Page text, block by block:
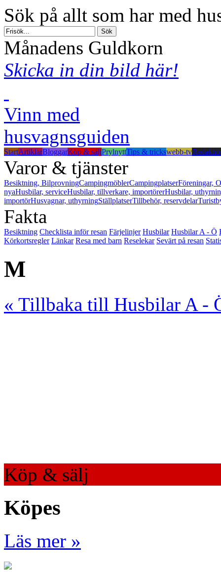
Sök på allt som har med
Månadens Guldkorn
Skicka in din bild här!
Vinn med
husvagnsguiden
StartArtiklarBloggarKöp & säljPrylnyttTips & trickswebb-tv
Varor & tjänster
Besiktning, BilprovningCampingmöblerCampingplatserFöreningar,
nyaHusbilar, serviceHusbilar, tillverkare, importörerHusbilar,
importörHusvagnar, uthyrningStällplatserTillbehör, reservdelar
Fakta
Besiktning Checklista inför resan Färjelinjer Husbilar Husbilar A - Ö
Körkortsregler Länkar Resa med barn Reselekar Sevärt på resan
M
« Tillbaka till Husbilar A -
Köp & sälj
Köpes
Läs mer »